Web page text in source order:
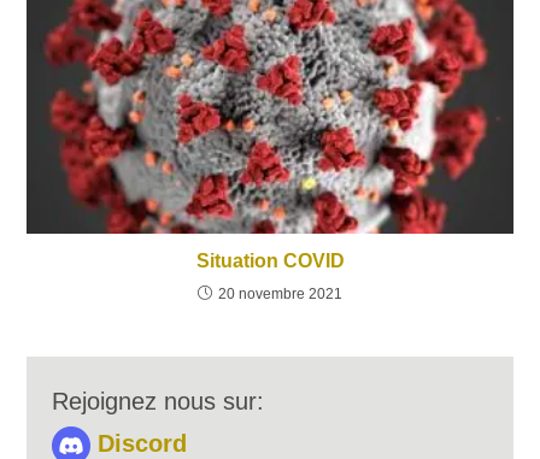
Situation COVID
20 novembre 2021
Rejoignez nous sur:
Discord